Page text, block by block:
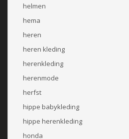
helmen
hema
heren
heren kleding
herenkleding
herenmode
herfst
hippe babykleding
hippe herenkleding
honda